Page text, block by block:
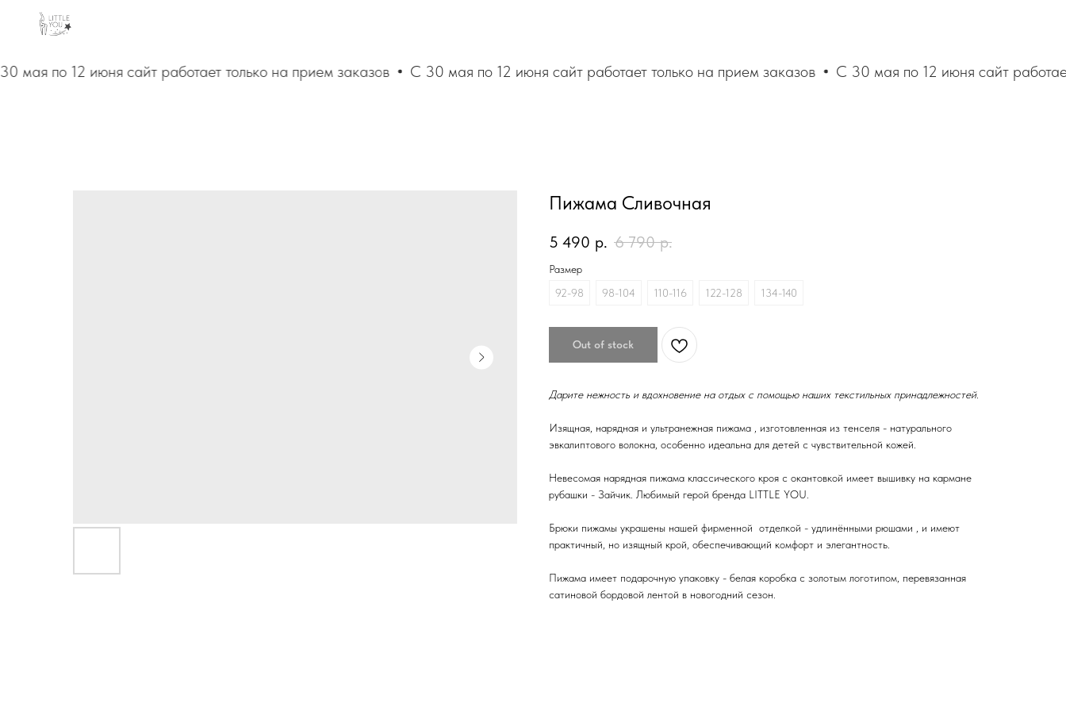
мая по 12 июня сайт работает только на прием заказов С 30 мая по 12 июня сайт работает только на прием заказов С 30 мая по 12 июня сайт
Пижама Сливочная
5 490 р. 6 790 р.
Размер
92-98
98-104 110-116 122-128 134-140
Out of stock
Дарите нежность и вдохновение на отдых с помощью наших текстильных принадлежностей.
Изящная, нарядная и ультранежная пижама , изготовленная из тенселя - натурального
эвкалиптового волокна, особенно идеальна для детей с чувствительной кожей.
Невесомая нарядная пижама классического кроя с окантовкой имеет вышивку на кармане
рубашки - Зайчик. Любимый герой бренда LITTLE YOU.
Брюки пижамы украшены нашей фирменной отделкой - удлинёнными рюшами , и имеют
практичный, но изящный крой, обеспечивающий комфорт и элегантность.
Пижама имеет подарочную упаковку - белая коробка с золотым логотипом, перевязанная
сатиновой бордовой лентой в новогодний сезон.